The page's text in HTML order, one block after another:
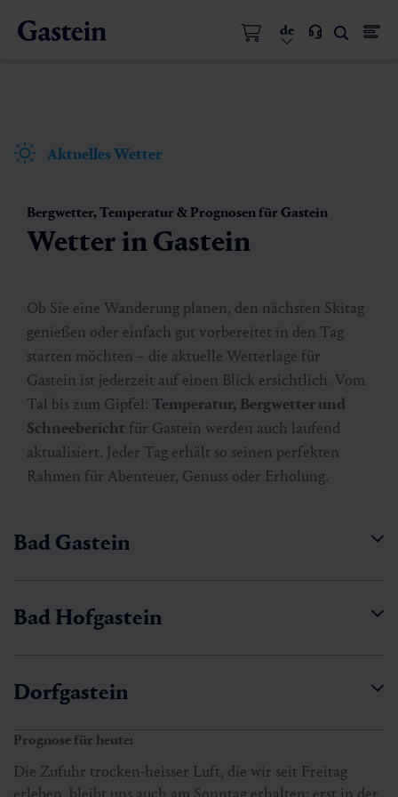
de
Aktuelles Wetter
Bergwetter, Temperatur & Prognosen für Gastein
Wetter in Gastein
Ob Sie eine Wanderung planen, den nächsten Skitag
genießen oder einfach gut vorbereitet in den Tag
starten möchten – die aktuelle Wetterlage für
Gastein ist jederzeit auf einen Blick ersichtlich. Vom
Tal bis zum Gipfel: Temperatur, Bergwetter und
Schneebericht für Gastein werden auch laufend
aktualisiert. Jeder Tag erhält so seinen perfekten
Rahmen für Abenteuer, Genuss oder Erholung.
Bad Gastein
Bad Hofgastein
Dorfgastein
Prognose für heute:
Die Zufuhr trocken-heisser Luft, die wir seit Freitag